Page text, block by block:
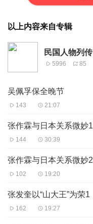
以上内容来自专辑
民国人物列传
5996 85
吴佩孚保全晚节
143 21:07
张作霖与日本关系微妙1
144 30:39
张作霖与日本关系微妙2
102 19:20
张发奎以“山大王”为荣1
162 19:27